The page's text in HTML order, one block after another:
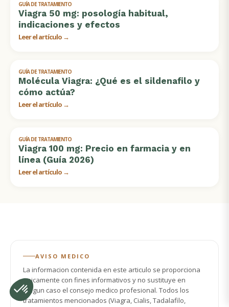
GUÍA DE TRATAMIENTO
Viagra 50 mg: posología habitual,
indicaciones y efectos
Leer el artículo →
GUÍA DE TRATAMIENTO
Molécula Viagra: ¿Qué es el sildenafilo y
cómo actúa?
Leer el artículo →
GUÍA DE TRATAMIENTO
Viagra 100 mg: Precio en farmacia y en
línea (Guía 2026)
Leer el artículo →
AVISO MEDICO
La informacion contenida en este articulo se proporciona
unicamente con fines informativos y no sustituye en
ningun caso el consejo medico profesional. Todos los
tratamientos mencionados (Viagra, Cialis, Tadalafilo,